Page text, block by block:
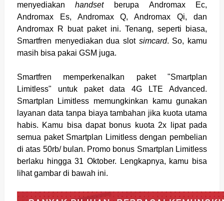
menyediakanhandsetberupa Andromax Ec,
Andromax Es, Andromax Q, Andromax Qi, dan
Andromax R buat paket ini. Tenang, seperti biasa,
Smartfren menyediakan dua slot simcard. So, kamu
masih bisa pakai GSM juga.
Smartfren memperkenalkan paket "Smartplan
Limitless" untuk paket data 4G LTE Advanced.
Smartplan Limitless memungkinkan kamu gunakan
layanan data tanpa biaya tambahan jika kuota utama
habis. Kamu bisa dapat bonus kuota 2x lipat pada
semua paket Smartplan Limitless dengan pembelian
di atas 50rb/ bulan. Promo bonus Smartplan Limitless
berlaku hingga 31 Oktober. Lengkapnya, kamu bisa
lihat gambar di bawah ini.